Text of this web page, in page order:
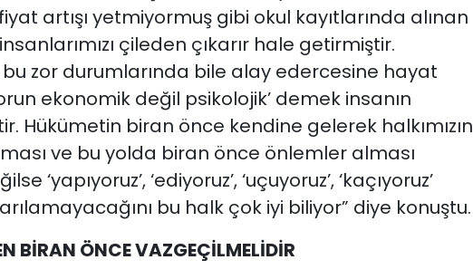
artışı yetmiyormuş gibi okul kayıtlarında alınan
çileden çıkarır hale getirmiştir.
bu zor durumlarında bile alay edercesine hayat
ekonomik değil psikolojik’ demek insanın
Hükümetin biran önce kendine gelerek halkımızın
ve bu yolda biran önce önlemler alması
‘yapıyoruz’, ‘ediyoruz’, ‘uçuyoruz’, ‘kaçıyoruz’
bu halk çok iyi biliyor” diye konuştu.
BİRAN ÖNCE VAZGEÇİLMELİDİR